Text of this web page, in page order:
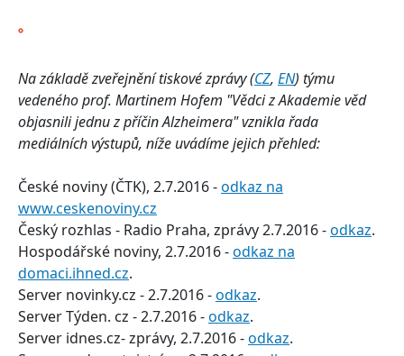
Na základě zveřejnění tiskové zprávy (CZ, EN) týmu
vedeného prof. Martinem Hofem "Vědci z Akademie věd
objasnili jednu z příčin Alzheimera" vznikla řada
mediálních výstupů, níže uvádíme jejich přehled:
České noviny (ČTK), 2.7.2016 -odkaz na
www.ceskenoviny.cz
Český rozhlas - Radio Praha, zprávy 2.7.2016 -odkaz.
Hospodářské noviny, 2.7.2016 -odkaz na
domaci.ihned.cz.
Server novinky.cz - 2.7.2016 -odkaz.
Server Týden. cz - 2.7.2016 -odkaz.
Server idnes.cz- zprávy, 2.7.2016 -odkaz.